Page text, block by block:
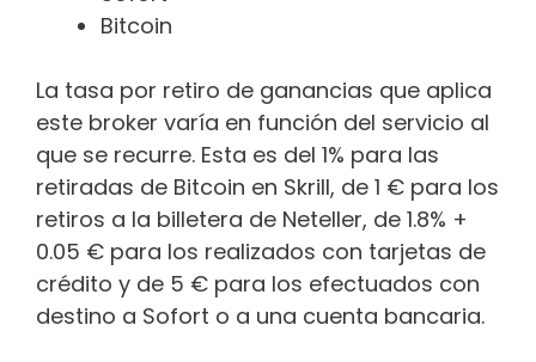
Bitcoin
La tasa por retiro de ganancias que aplica
este broker varía en función del servicio al
que se recurre. Esta es del 1% para las
retiradas de Bitcoin en Skrill, de 1 € para los
retiros a la billetera de Neteller, de 1.8% +
0.05 € para los realizados con tarjetas de
crédito y de 5 € para los efectuados con
destino a Sofort o a una cuenta bancaria.